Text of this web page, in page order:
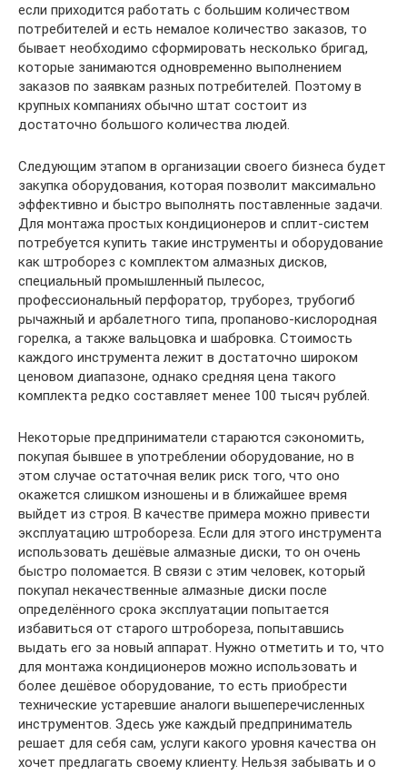
если приходится работать с большим количеством
потребителей и есть немалое количество заказов, то
бывает необходимо сформировать несколько бригад,
которые занимаются одновременно выполнением
заказов по заявкам разных потребителей. Поэтому в
крупных компаниях обычно штат состоит из
достаточно большого количества людей.
Следующим этапом в организации своего бизнеса будет
закупка оборудования, которая позволит максимально
эффективно и быстро выполнять поставленные задачи.
Для монтажа простых кондиционеров и сплит-систем
потребуется купить такие инструменты и оборудование
как штроборез с комплектом алмазных дисков,
специальный промышленный пылесос,
профессиональный перфоратор, труборез, трубогиб
рычажный и арбалетного типа, пропаново-кислородная
горелка, а также вальцовка и шабровка. Стоимость
каждого инструмента лежит в достаточно широком
ценовом диапазоне, однако средняя цена такого
комплекта редко составляет менее 100 тысяч рублей.
Некоторые предприниматели стараются сэкономить,
покупая бывшее в употреблении оборудование, но в
этом случае остаточная велик риск того, что оно
окажется слишком изношены и в ближайшее время
выйдет из строя. В качестве примера можно привести
эксплуатацию штробореза. Если для этого инструмента
использовать дешёвые алмазные диски, то он очень
быстро поломается. В связи с этим человек, который
покупал некачественные алмазные диски после
определённого срока эксплуатации попытается
избавиться от старого штробореза, попытавшись
выдать его за новый аппарат. Нужно отметить и то, что
для монтажа кондиционеров можно использовать и
более дешёвое оборудование, то есть приобрести
технические устаревшие аналоги вышеперечисленных
инструментов. Здесь уже каждый предприниматель
решает для себя сам, услуги какого уровня качества он
хочет предлагать своему клиенту. Нельзя забывать и о